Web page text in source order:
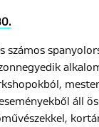
számos
áll